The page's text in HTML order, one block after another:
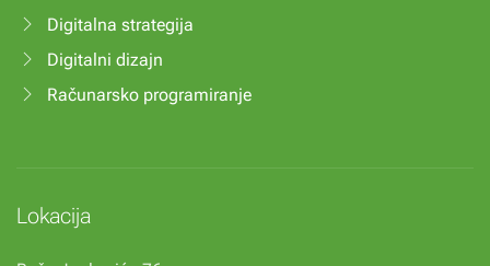
Digitalna strategija
Digitalni dizajn
Računarsko programiranje
Lokacija